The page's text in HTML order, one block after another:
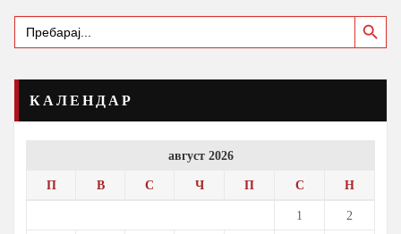
Search
for:
Search Button
КАЛЕНДАР
август 2026
П В С Ч П С Н
1 2